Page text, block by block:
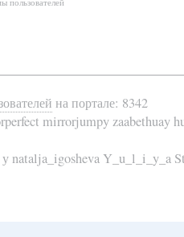
на портале: 8342
mirrorjumpy zaabethuay
у natalja_igosheva Y_u_l_i_y_a